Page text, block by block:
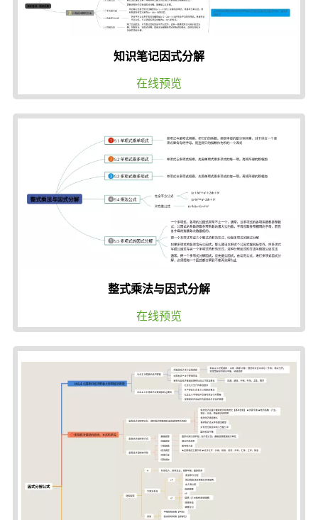
知识笔记因式分解
在线预览
整式乘法与因式分解
在线预览